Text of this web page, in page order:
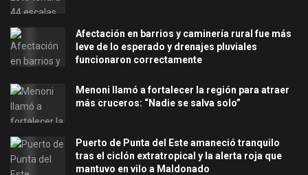
Afectación en barrios y caminería rural fue más
leve de lo esperado y drenajes pluviales
funcionaron correctamente
Menoni llamó a fortalecer la región para atraer
más cruceros: “Nadie se salva solo”
Puerto de Punta del Este amaneció tranquilo
tras el ciclón extratropical y la alerta roja que
mantuvo en vilo a Maldonado